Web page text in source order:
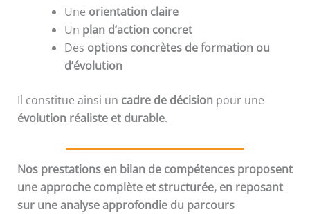
Une orientation claire
Un plan d’action concret
Des options concrètes de formation ou
d’évolution
Il constitue ainsi un cadre de décision pour une
évolution réaliste et durable.
Nos prestations en bilan de compétences proposent
une approche complète et structurée, en reposant
sur une analyse approfondie du parcours